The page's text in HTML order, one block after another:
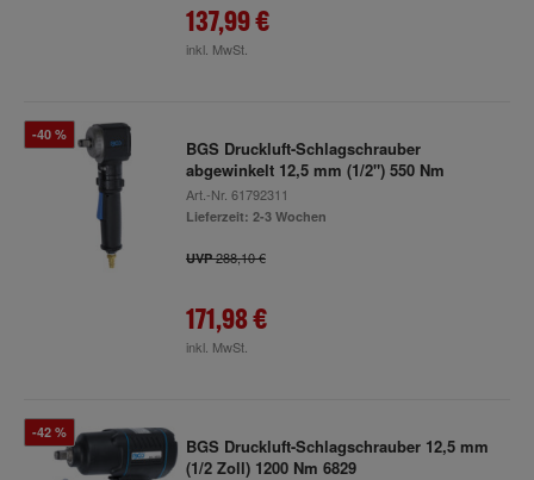
137,99 €
inkl. MwSt.
-40 %
BGS Druckluft-Schlagschrauber
abgewinkelt 12,5 mm (1/2") 550 Nm
Art.-Nr. 61792311
Lieferzeit: 2-3 Wochen
UVP288,10 €
171,98 €
inkl. MwSt.
-42 %
BGS Druckluft-Schlagschrauber 12,5 mm
(1/2 Zoll) 1200 Nm 6829